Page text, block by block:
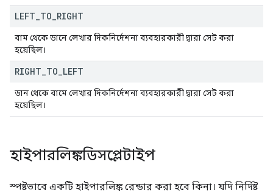
LEFT TO RIGHT
বাম থেকে ডানে লেখার দিকনির্দেশনা ব্যবহারকারী দ্বারা সেট করা
হয়েছিল।
RIGHT TO LEFT
ডান থেকে বামে লেখার দিকনির্দেশনা ব্যবহারকারী দ্বারা সেট করা
হয়েছিল।
হাইপারলিঙ্কডিসপ্লেটাইপ
স্পষ্টভাবে একটি হাইপারলিঙ্ক রেন্ডার করা হবে কিনা। যদি নির্দিষ্ট